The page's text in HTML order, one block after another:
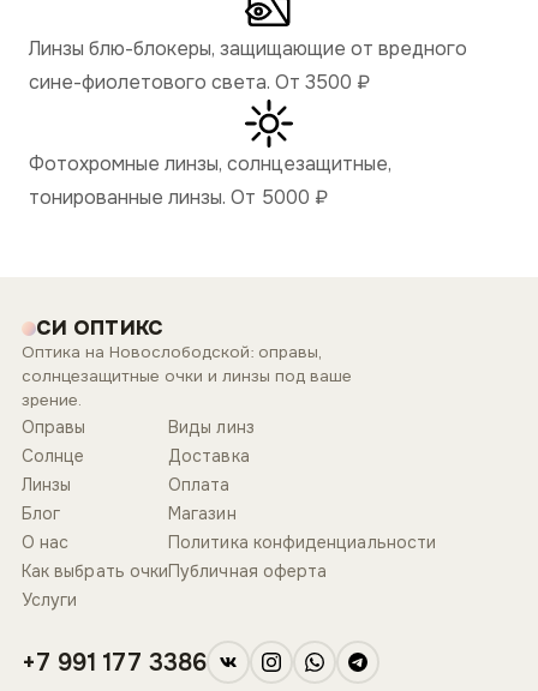
Линзы блю-блокеры, защищающие от вредного
сине-фиолетового света. От 3500 ₽
Фотохромные линзы, солнцезащитные,
тонированные линзы. От 5000 ₽
СИ ОПТИКС
Оптика на Новослободской: оправы,
солнцезащитные очки и линзы под ваше
зрение.
Оправы
Солнце
Линзы
Блог
О нас
Как выбрать очки
Услуги
Виды линз
Доставка
Оплата
Магазин
Политика конфиденциальности
Публичная оферта
+7 991 177 3386